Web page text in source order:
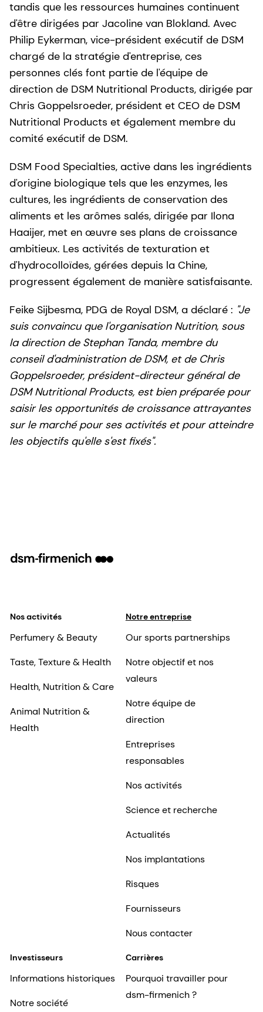
tandis que les ressources humaines continuent
d'être dirigées par Jacoline van Blokland. Avec
Philip Eykerman, vice-président exécutif de DSM
chargé de la stratégie d'entreprise, ces
personnes clés font partie de l'équipe de
direction de DSM Nutritional Products, dirigée par
Chris Goppelsroeder, président et CEO de DSM
Nutritional Products et également membre du
comité exécutif de DSM.
DSM Food Specialties, active dans les ingrédients
d'origine biologique tels que les enzymes, les
cultures, les ingrédients de conservation des
aliments et les arômes salés, dirigée par Ilona
Haaijer, met en œuvre ses plans de croissance
ambitieux. Les activités de texturation et
d'hydrocolloïdes, gérées depuis la Chine,
progressent également de manière satisfaisante.
Feike Sijbesma, PDG de Royal DSM, a déclaré : "Je
suis convaincu que l'organisation Nutrition, sous
la direction de Stephan Tanda, membre du
conseil d'administration de DSM, et de Chris
Goppelsroeder, président-directeur général de
DSM Nutritional Products, est bien préparée pour
saisir les opportunités de croissance attrayantes
sur le marché pour ses activités et pour atteindre
les objectifs qu'elle s'est fixés".
Nos activités
Perfumery & Beauty
Taste, Texture & Health
Health, Nutrition & Care
Animal Nutrition &
Health
Notre entreprise
Our sports partnerships
Notre objectif et nos
valeurs
Notre équipe de
direction
Entreprises
responsables
Nos activités
Science et recherche
Actualités
Nos implantations
Risques
Fournisseurs
Nous contacter
Investisseurs
Informations historiques
Notre société
Carrières
Pourquoi travailler pour
dsm-firmenich ?